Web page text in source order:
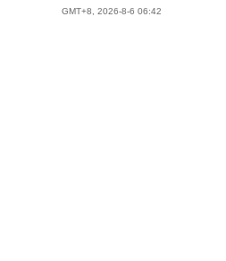
GMT+8, 2026-8-6 06:42